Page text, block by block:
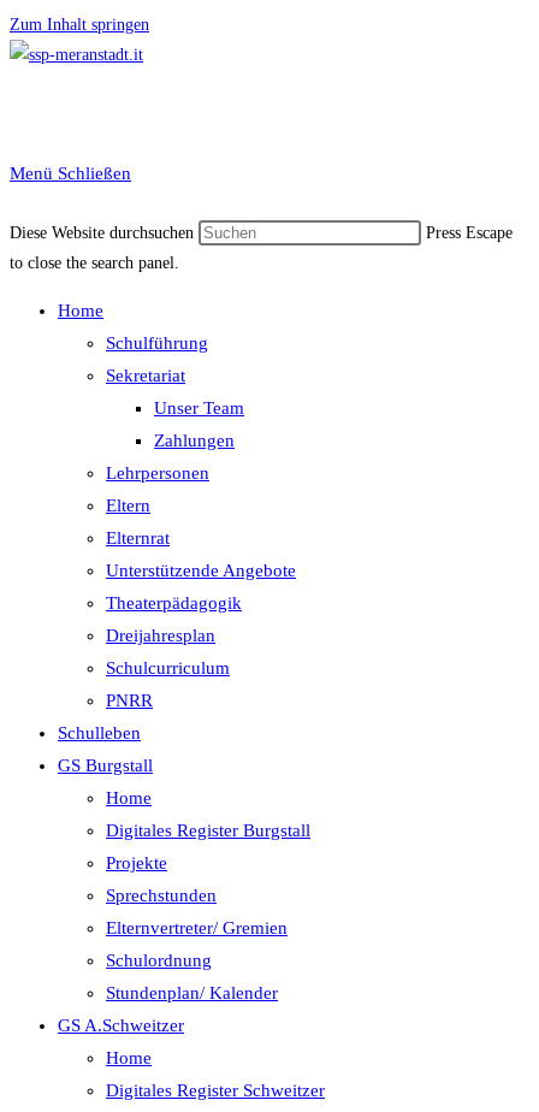
Zum Inhalt springen
Menü Schließen
Diese Website durchsuchen
Press Escape
to close the search panel.
Home
Schulführung
Sekretariat
Unser Team
Zahlungen
Lehrpersonen
Eltern
Elternrat
Unterstützende Angebote
Theaterpädagogik
Dreijahresplan
Schulcurriculum
PNRR
Schulleben
GS Burgstall
Home
Digitales Register Burgstall
Projekte
Sprechstunden
Elternvertreter/ Gremien
Schulordnung
Stundenplan/ Kalender
GS A.Schweitzer
Home
Digitales Register Schweitzer